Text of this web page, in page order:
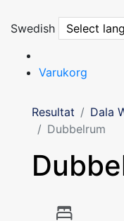
Swedish Select
Varukorg
Resultat
Dala
Dubbelrum